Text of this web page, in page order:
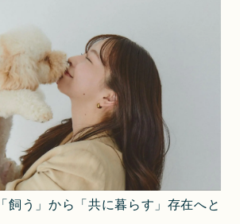
飼う」から「共に暮らす」存在へと